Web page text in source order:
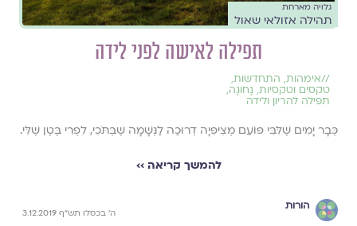
גלויה מארחת
תהילה אזולאי שאול
תפילה לאישה לפני לידה
//אימהות, התחדשות,
טקסים וטקסיות, נָחוּגָה,
תפילה להריון ולידה
כְּבָר יָמִים שֶׁלִּבִּי פּוֹעֵם מְצִיפִּיָה דְרוּכַה לַנְּשָׁמָה שֶׁבְּתֹּכִי, לִפְרִי בֶּטֶן שֶׁלִּי.
להמשך קריאה ››
הורות
ה' בכסלו תש"ף 3.12.2019